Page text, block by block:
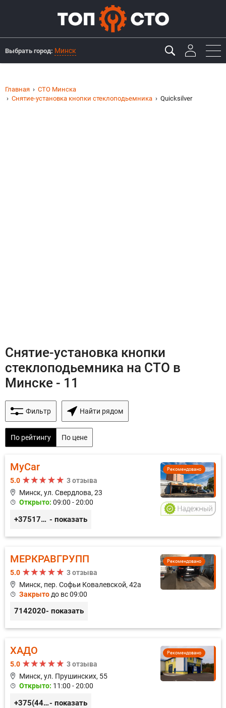
Выбрать город: Минск
Главная
СТО Минска
Снятие-установка кнопки стеклоподьемника
Quicksilver
Снятие-установка кнопки
стеклоподьемника на СТО в
Минске - 11
Фильтр Найти рядом
По рейтингу По цене
Рекомендовано
MyCar
5.0
3 отзыва
Минск, ул. Свердлова, 23
Открыто: 09:00 - 20:00
+375173212443 - показать
Рекомендовано
МЕРКРАВГРУПП
5.0
3 отзыва
Минск, пер. Софьи Ковалевской, 42а
Закрыто до вс 09:00
7142020- показать
Рекомендовано
ХАДО
5.0
3 отзыва
Минск, ул. Прушинских, 55
Открыто: 11:00 - 20:00
+375(44) 559-27-77- показать